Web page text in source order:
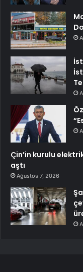
Çin’in kurulu
aştı
Ağustos 7, 2026